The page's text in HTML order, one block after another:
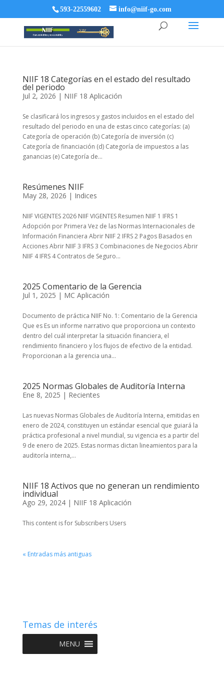
593-22559602 info@niif-go.com
NIIF 18 Categorías en el estado del resultado
del periodo
Jul 2, 2026 | NIIF 18 Aplicación
Se clasificará los ingresos y gastos incluidos en el estado del
resultado del periodo en una de estas cinco categorías: (a)
Categoría de operación (b) Categoría de inversión (c)
Categoría de financiación (d) Categoría de impuestos a las
ganancias (e) Categoría de...
Resúmenes NIIF
May 28, 2026 | Indices
NIIF VIGENTES 2026 NIIF VIGENTES Resumen NIIF 1 IFRS 1
Adopción por Primera Vez de las Normas Internacionales de
Información Financiera Abrir NIIF 2 IFRS 2 Pagos Basados en
Acciones Abrir NIIF 3 IFRS 3 Combinaciones de Negocios Abrir
NIIF 4 IFRS 4 Contratos de Seguro...
2025 Comentario de la Gerencia
Jul 1, 2025 | MC Aplicación
Documento de práctica NIIF No. 1: Comentario de la Gerencia
Que es Es un informe narrativo que proporciona un contexto
dentro del cuál interpretar la situación financiera, el
rendimiento financiero y los flujos de efectivo de la entidad.
Proporcionan a la gerencia una...
2025 Normas Globales de Auditoría Interna
Ene 8, 2025 | Recientes
Las nuevas Normas Globales de Auditoría Interna, emitidas en
enero de 2024, constituyen un estándar esencial que guiará la
práctica profesional a nivel mundial, su vigencia es a partir del
9 de enero de 2025. Estas normas dictan lineamientos para la
auditoría interna,...
NIIF 18 Activos que no generan un rendimiento
individual
Ago 29, 2024| NIIF 18 Aplicación
This content is for Subscribers Users
« Entradas más antiguas
Temas de interés
MENU